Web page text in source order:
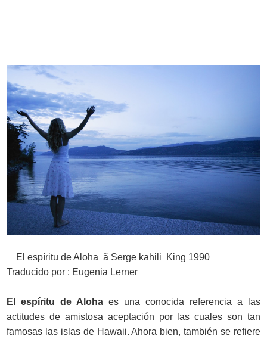
El espíritu de Aloha ã Serge kahili King 1990
Traducido por : Eugenia Lerner
El espíritu de Aloha es una conocida referencia a las
actitudes de amistosa aceptación por las cuales son tan
famosas las islas de Hawaii. Ahora bien, también se refiere